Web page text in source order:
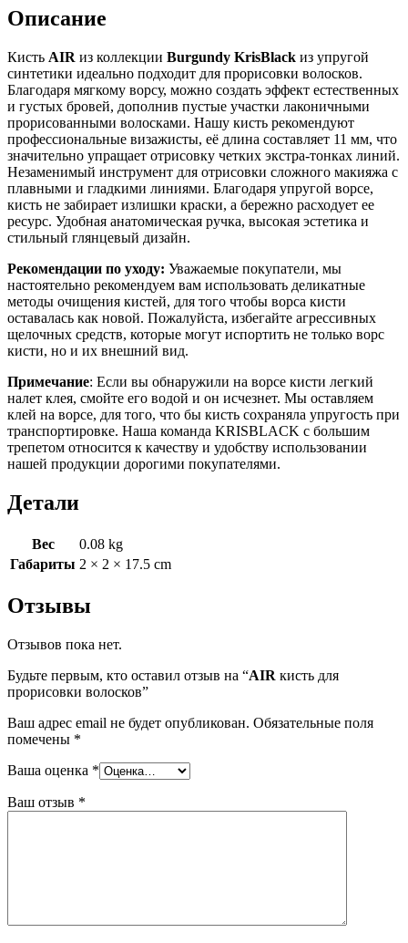
Описание
Кисть AIR из коллекции Burgundy KrisBlack из упругой
синтетики идеально подходит для прорисовки волосков.
Благодаря мягкому ворсу, можно создать эффект естественных
и густых бровей, дополнив пустые участки лаконичными
прорисованными волосками. Нашу кисть рекомендуют
профессиональные визажисты, её длина составляет 11 мм, что
значительно упращает отрисовку четких экстра-тонках линий.
Незаменимый инструмент для отрисовки сложного макияжа с
плавными и гладкими линиями. Благодаря упругой ворсе,
кисть не забирает излишки краски, а бережно расходует ее
ресурс. Удобная анатомическая ручка, высокая эстетика и
стильный глянцевый дизайн.
Рекомендации по уходу: Уважаемые покупатели, мы
настоятельно рекомендуем вам использовать деликатные
методы очищения кистей, для того чтобы ворса кисти
оставалась как новой. Пожалуйста, избегайте агрессивных
щелочных средств, которые могут испортить не только ворс
кисти, но и их внешний вид.
Примечание: Если вы обнаружили на ворсе кисти легкий
налет клея, смойте его водой и он исчезнет. Мы оставляем
клей на ворсе, для того, что бы кисть сохраняла упругость при
транспортировке. Наша команда KRISBLACK с большим
трепетом относится к качеству и удобству использовании
нашей продукции дорогими покупателями.
Детали
Вес
0.08 kg
Габариты 2 × 2 × 17.5 cm
Отзывы
Отзывов пока нет.
Будьте первым, кто оставил отзыв на “AIR кисть для
прорисовки волосков”
Ваш адрес email не будет опубликован. Обязательные поля
помечены *
Ваша оценка *
Ваш отзыв *